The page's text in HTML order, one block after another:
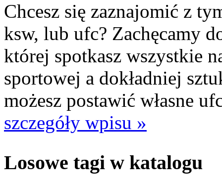
Chcesz się zaznajomić z
ksw, lub ufc? Zachęcamy
której spotkasz wszystkie
sportowej a dokładniej
możesz postawić własne
szczegóły wpisu »
Losowe tagi w katalogu